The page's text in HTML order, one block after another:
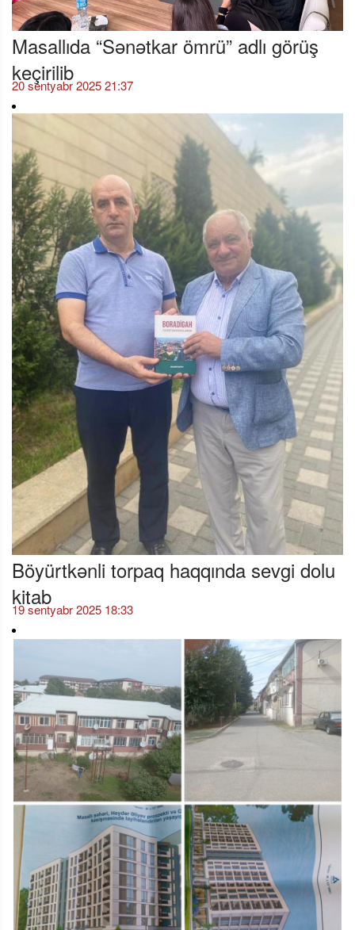
Masallıda “Sənətkar ömrü” adlı görüş
keçirilib
20 sentyabr 2025 21:37
Böyürtkənli torpaq haqqında sevgi dolu
kitab
19 sentyabr 2025 18:33